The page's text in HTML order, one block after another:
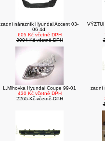
zadní nárazník Hyundai Accent 03-
06 4d.
605 Kč včetně DPH
3004 Kč včetně DPH
L.Mlhovka Hyundai Coupe 99-01
430 Kč včetně DPH
2265 Kč včetně DPH
zadní